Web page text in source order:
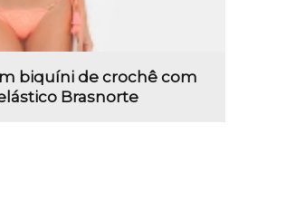
biquíni de crochê com
Brasnorte